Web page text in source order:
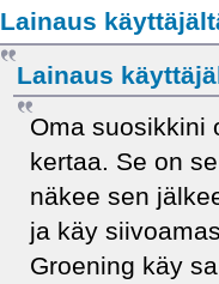
Lainaus
Lainaus
Oma suosikkini
kertaa. Se on
näkee sen
ja käy
Groening käy